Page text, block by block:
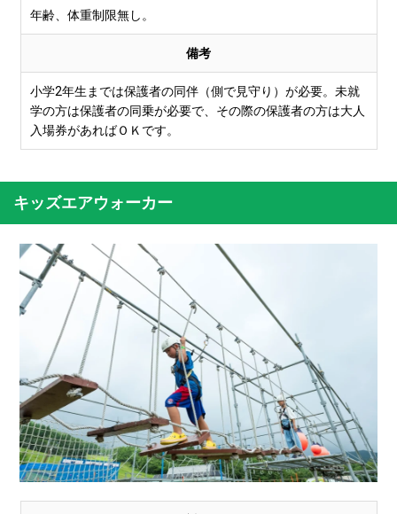
年齢、体重制限無し。
備考
小学2年生までは保護者の同伴（側で見守り）が必要。未就
学の方は保護者の同乗が必要で、その際の保護者の方は大人
入場券があればＯＫです。
キッズエアウォーカー